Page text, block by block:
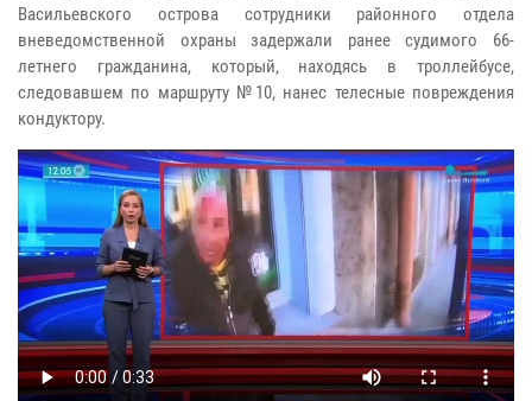
Васильевского острова сотрудники районного отдела
вневедомственной охраны задержали ранее судимого 66-
летнего гражданина, который, находясь в троллейбусе,
следовавшем по маршруту №10, нанес телесные повреждения
кондуктору.